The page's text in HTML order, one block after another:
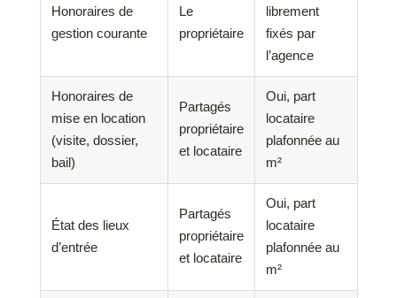
Honoraires de
gestion courante
Le
propriétaire
librement
fixés par
l’agence
Honoraires de
mise en location
(visite, dossier,
bail)
Partagés
propriétaire
et locataire
Oui, part
locataire
plafonnée au
m²
État des lieux
d’entrée
Partagés
propriétaire
et locataire
Oui, part
locataire
plafonnée au
m²